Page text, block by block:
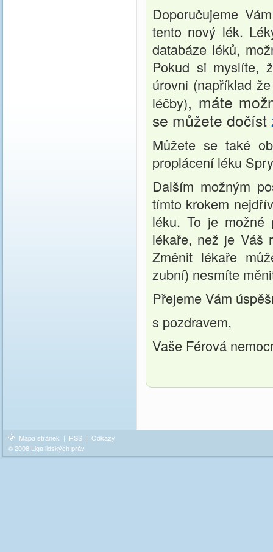
Doporučujeme
tento nový lék.
databáze léků,
Pokud si myslíte,
úrovni (například
léčby), máte
se můžete dočíst
Můžete se také
proplácení léku
Dalším možným
tímto krokem
léku. To je možné
lékaře, než je Váš
Změnit lékaře
zubní) nesmíte
Přejeme Vám
s pozdravem,
Vaše Férová
Mapa stránek | RSS | Odkazy
© 2008 Liga lidských práv